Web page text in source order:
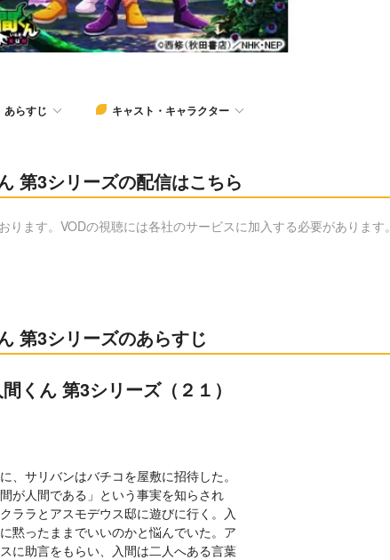
あらすじ キャスト・キャラクター
第3シリーズの配信はこちら
ります。VODの視聴には各社のサービスに加入する必要があります。
第3シリーズのあらすじ
くん 第3シリーズ（２１）
、サリバンはバチコを屋敷に招待した。
が人間である」という事実を知らされ
ララとアスモデウス邸に遊びに行く。入
黙ったままでいいのかと悩んでいた。ア
に助言をもらい、入間は二人へある言葉